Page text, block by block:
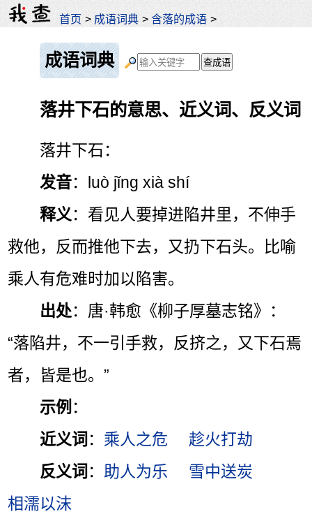
首页 > 成语词典 >含落的成语 >
成语词典
落井下石的意思、近义词、反义词
落井下石：
发音：luò jǐng xià shí
释义 ：看见人要掉进陷井里，不伸手
救他，反而推他下去，又扔下石头。比喻
乘人有危难时加以陷害。
出处：唐·韩愈《柳子厚墓志铭》：
“落陷井，不一引手救，反挤之，又下石焉
者，皆是也。”
示例 ：
近义词 ： 乘人之危
趁火打劫
反义词 ： 助人为乐
雪中送炭
相濡以沫